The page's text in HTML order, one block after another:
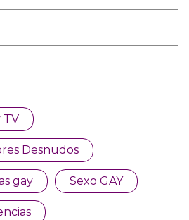
TV
Desnudos
gay Sexo GAY